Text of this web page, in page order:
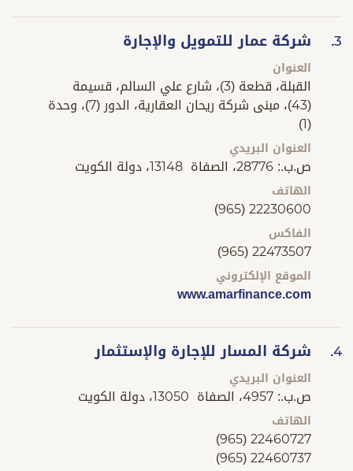
3. شركة عمار للتمويل والإجارة
العنوان
القبلة، قطعة (3)، شارع علي السالم، قسيمة
(43)، مبنى شركة ريحان العقارية، الدور (7)، وحدة
(1)
العنوان البريدي
ص.ب.: 28776، الصفاة 13148، دولة الكويت
الهاتف
(965) 22230600
الفاكس
(965) 22473507
الموقع الإلكتروني
www.amarfinance.com
4. شركة المسار للإجارة والإستثمار
العنوان البريدي
ص.ب.: 4957، الصفاة 13050، دولة الكويت
الهاتف
(965) 22460727
(965) 22460737